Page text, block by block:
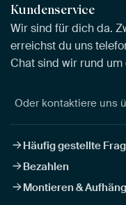
Kundenservice
Wir sind für dich da.
erreichst du uns
Chat sind wir rund
Oder kontaktiere uns
Häufig gestellte
Bezahlen
Montieren &